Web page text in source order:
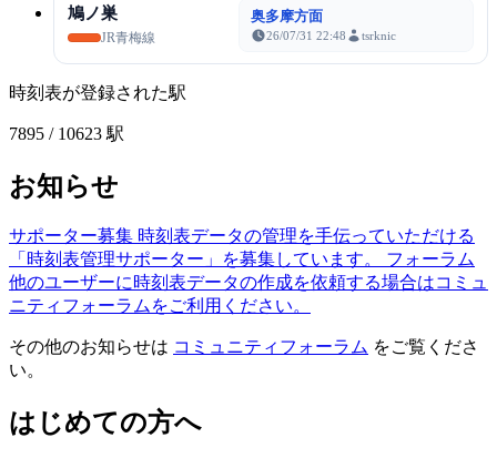
鳩ノ巣
JR青梅線
奥多摩方面
26/07/31 22:48 tsrknic
時刻表が登録された駅
7895 / 10623 駅
お知らせ
サポーター募集 時刻表データの管理を手伝っていただける
「時刻表管理サポーター」を募集しています。
フォーラム
他のユーザーに時刻表データの作成を依頼する場合はコミュ
ニティフォーラムをご利用ください。
その他のお知らせは コミュニティフォーラム をご覧くださ
い。
はじめての方へ